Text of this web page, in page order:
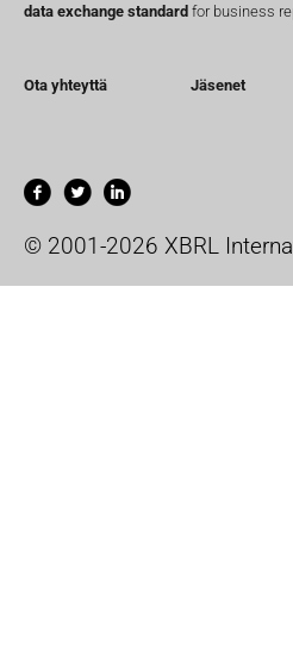
data exchange standard for business
Ota yhteyttä Jäsenet
© 2001-2026 XBRL